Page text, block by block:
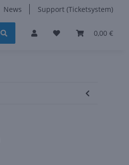
News Support (Ticketsystem)
0,00 €